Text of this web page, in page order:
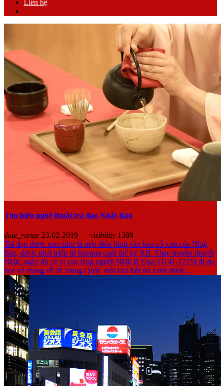
Liên hệ
Tìm hiểu nghệ thuật trà đạo Nhật Bản
date_range 23-02-2019 visibility 1388
Trà đạo được xem như là một điển hình văn hóa cổ xưa của Nhật
Bản, được phát triển từ khoảng cuối thế kỷ XII. Theo truyền thuyết
Nhật, ngày đó có vị cao tăng người Nhật là Eisai (1141-1215) đi du
học và mang về từ Trung Quốc một loại bột trà xanh được...